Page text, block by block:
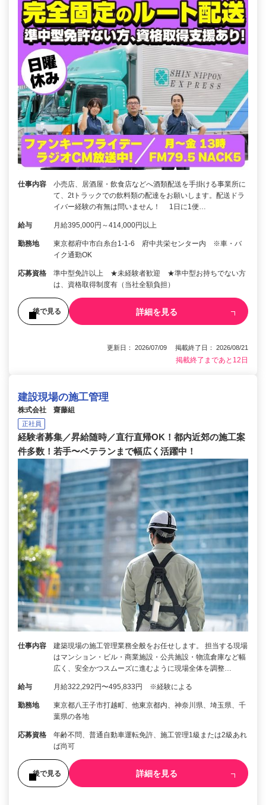
仕事内容
小売店、居酒屋・飲食店などへ酒類配送を手掛ける事業所に
て、2tトラックでの飲料類の配達をお願いします。配送ドラ
イバー経験の有無は問いません！ 1日に1便…
給与 月給395,000円～414,000円以上
勤務地
東京都府中市白糸台1-1-6 府中共栄センター内 ※車・バ
イク通勤OK
応募資格
準中型免許以上 ★未経験者歓迎 ★準中型お持ちでない方
は、資格取得制度有（当社全額負担）
後で見る 詳細を見る
更新日： 2026/07/09 掲載終了日： 2026/08/21
掲載終了まであと12日
建設現場の施工管理
株式会社 齋藤組
正社員
経験者募集／昇給随時／直行直帰OK！都内近郊の施工案
件多数！若手〜ベテランまで幅広く活躍中！
仕事内容
建築現場の施工管理業務全般をお任せします。 担当する現場
はマンション・ビル・商業施設・公共施設・物流倉庫など幅
広く、安全かつスムーズに進むように現場全体を調整…
給与 月給322,292円〜495,833円 ※経験による
勤務地
東京都八王子市打越町、他東京都内、神奈川県、埼玉県、千
葉県の各地
応募資格
年齢不問、普通自動車運転免許、施工管理1級または2級あれ
ば尚可
後で見る 詳細を見る